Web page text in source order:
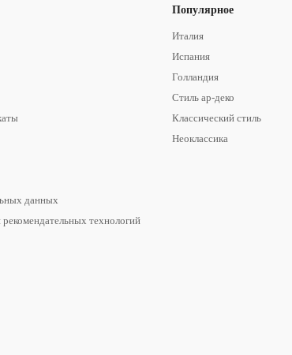
данных
технологий
Популярное
Италия
Испания
Голландия
Стиль ар-деко
Классический стиль
Неоклассика